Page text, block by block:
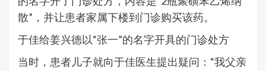
散”，并让患者家属下楼到门诊购买该药。
于佳给姜兴德以“张一”的名字开具的门诊处方
当时，患者儿子就向于佳医生提出疑问：“我父亲